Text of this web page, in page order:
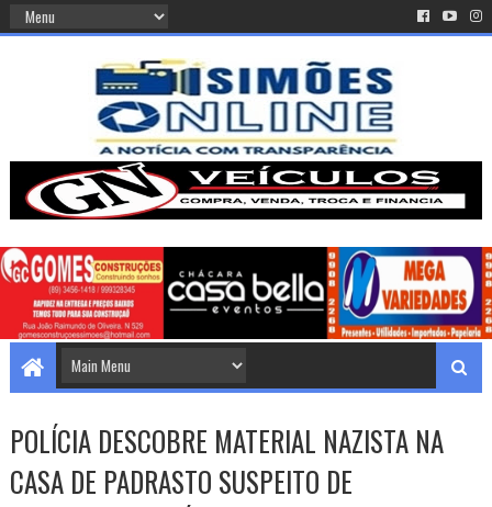
POLÍCIA DESCOBRE MATERIAL NAZISTA NA
CASA DE PADRASTO SUSPEITO DE